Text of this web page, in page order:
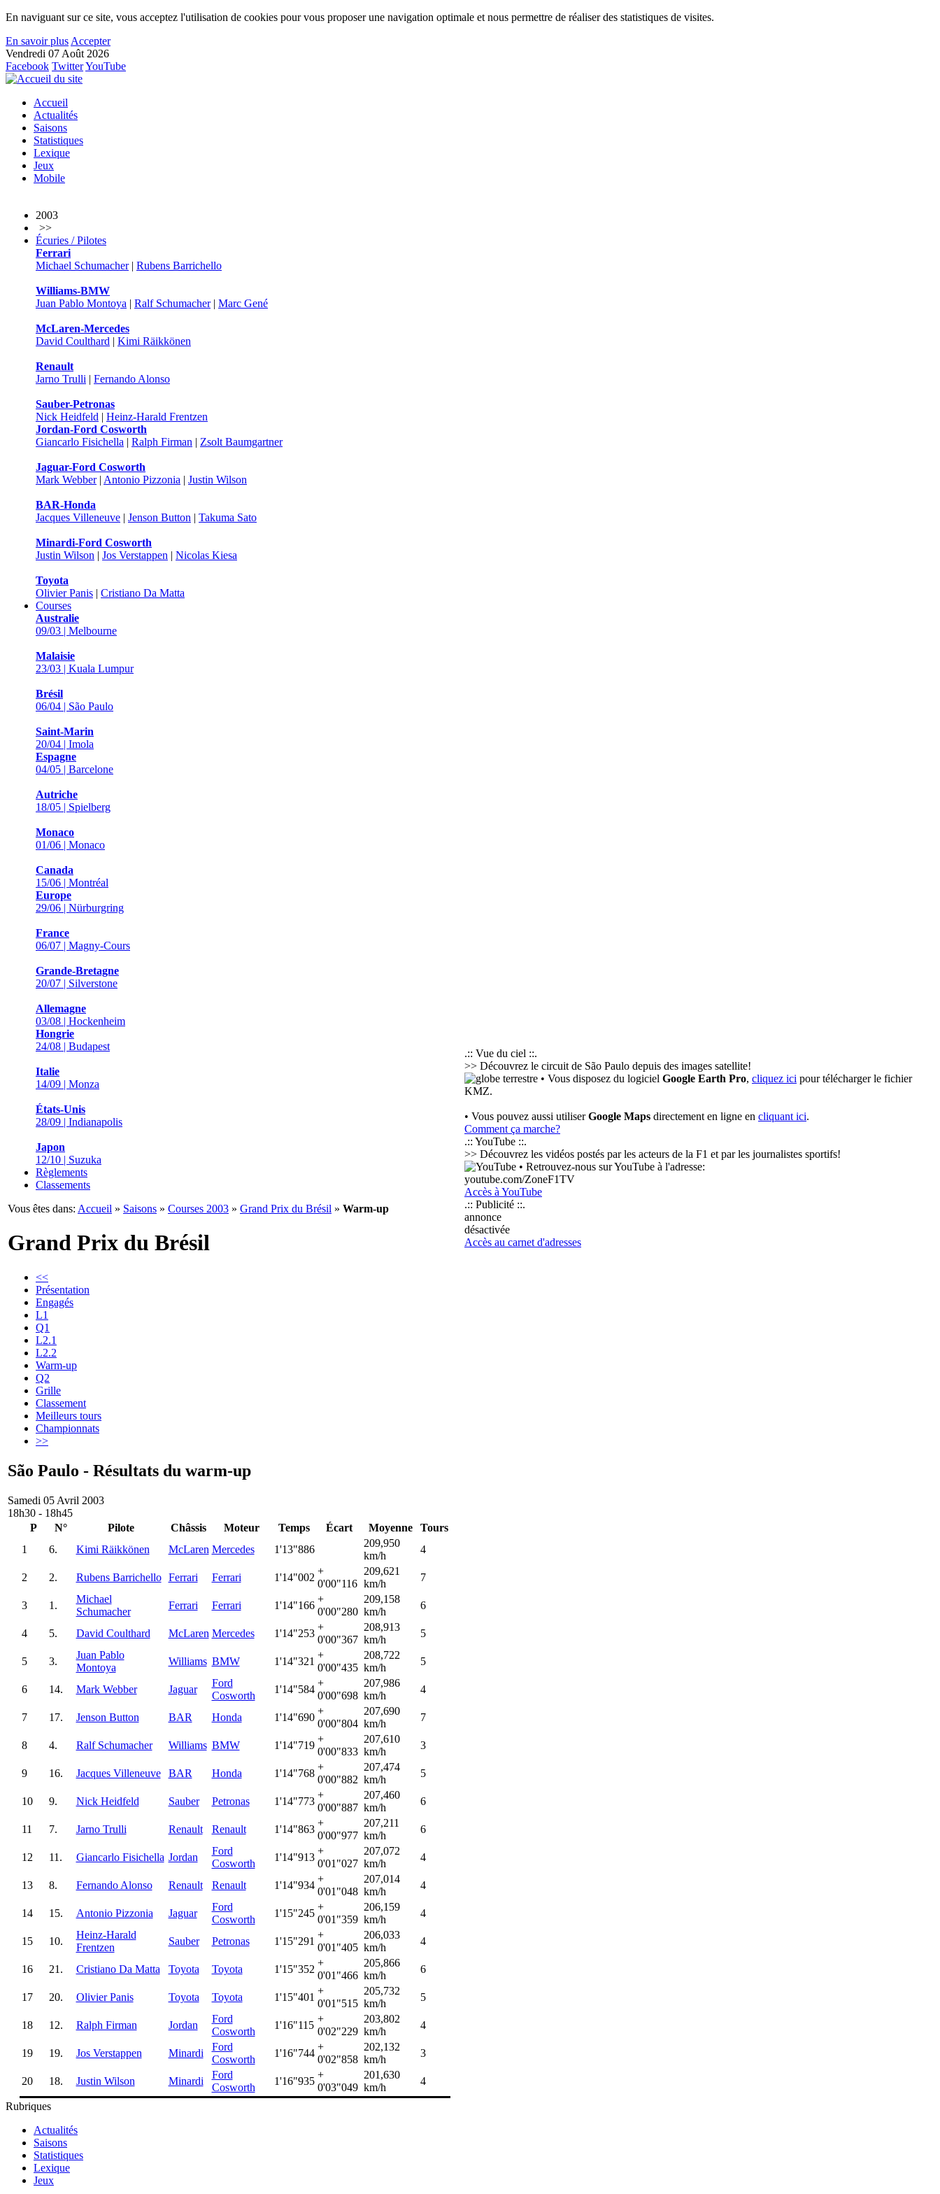
En naviguant sur ce site, vous acceptez l'utilisation de cookies pour vous proposer une navigation optimale et nous permettre de réaliser des statistiques de visites.
En savoir plus Accepter
Vendredi 07 Août 2026
Facebook TwitterYouTube
Accueil
Actualités
Saisons
Statistiques
Lexique
Jeux
Mobile
2003
>>
Écuries / Pilotes
Ferrari
Michael Schumacher| Rubens Barrichello
Williams-BMW
Juan Pablo Montoya | Ralf Schumacher| Marc Gené
McLaren-Mercedes
David Coulthard | Kimi Räikkönen
Renault
Jarno Trulli | Fernando Alonso
Sauber-Petronas
Nick Heidfeld | Heinz-Harald Frentzen
Jordan-Ford Cosworth
Giancarlo Fisichella | Ralph Firman | Zsolt Baumgartner
Jaguar-Ford Cosworth
Mark Webber| Antonio Pizzonia | Justin Wilson
BAR-Honda
Jacques Villeneuve | Jenson Button | Takuma Sato
Minardi-Ford Cosworth
Justin Wilson | Jos Verstappen | Nicolas Kiesa
Toyota
Olivier Panis | Cristiano Da Matta
Courses
Australie
09/03 | Melbourne
Malaisie
23/03 | Kuala Lumpur
Brésil
06/04 | São Paulo
Saint-Marin
20/04 | Imola
Espagne
04/05 | Barcelone
Autriche
18/05 | Spielberg
Monaco
01/06 | Monaco
Canada
15/06 | Montréal
Europe
29/06 | Nürburgring
France
06/07 | Magny-Cours
Grande-Bretagne
20/07 | Silverstone
Allemagne
03/08 | Hockenheim
Hongrie
24/08 | Budapest
Italie
14/09 | Monza
États-Unis
28/09 | Indianapolis
Japon
12/10 | Suzuka
Règlements
Classements
Vous êtes dans: Accueil » Saisons » Courses 2003 » Grand Prix du Brésil » Warm-up
Grand Prix du Brésil
<<
Présentation
Engagés
L1
Q1
L2.1
L2.2
Warm-up
Q2
Grille
Classement
Meilleurs tours
Championnats
>>
São Paulo - Résultats du warm-up
Samedi 05 Avril 2003
18h30 - 18h45
P
N° Pilote Châssis Moteur Temps Écart Moyenne
Tours
1
6. Kimi Räikkönen McLaren Mercedes 1'13"886
209,950
km/h
4
2 2. Rubens Barrichello Ferrari Ferrari 1'14"002
+
0'00"116
209,621
km/h
7
3 1.
Michael
Schumacher
Ferrari Ferrari 1'14"166
+
0'00"280
209,158
km/h
6
4 5. David Coulthard McLaren Mercedes 1'14"253
+
0'00"367
208,913
km/h
5
5 3.
Juan Pablo
Montoya
Williams BMW 1'14"321
+
0'00"435
208,722
km/h
5
6 14. Mark Webber Jaguar
Ford
Cosworth
1'14"584
+
0'00"698
207,986
km/h
4
7 17. Jenson Button BAR Honda 1'14"690
+
0'00"804
207,690
km/h
7
8 4. Ralf Schumacher Williams BMW 1'14"719
+
0'00"833
207,610
km/h
3
9 16. Jacques Villeneuve BAR Honda 1'14"768
+
0'00"882
207,474
km/h
5
10 9. Nick Heidfeld Sauber Petronas 1'14"773
+
0'00"887
207,460
km/h
6
11 7. Jarno Trulli Renault Renault 1'14"863
+
0'00"977
207,211
km/h
6
12 11. Giancarlo Fisichella Jordan
Ford
Cosworth
1'14"913
+
0'01"027
207,072
km/h
4
13 8. Fernando Alonso Renault Renault 1'14"934
+
0'01"048
207,014
km/h
4
14 15. Antonio Pizzonia Jaguar
Ford
Cosworth
1'15"245
+
0'01"359
206,159
km/h
4
15 10.
Heinz-Harald
Frentzen
Sauber Petronas 1'15"291
+
0'01"405
206,033
km/h
4
16 21. Cristiano Da Matta Toyota Toyota 1'15"352
+
0'01"466
205,866
km/h
6
17 20. Olivier Panis Toyota Toyota 1'15"401
+
0'01"515
205,732
km/h
5
18 12. Ralph Firman Jordan
Ford
Cosworth
1'16"115
+
0'02"229
203,802
km/h
4
19 19. Jos Verstappen Minardi
Ford
Cosworth
1'16"744
+
0'02"858
202,132
km/h
3
20 18. Justin Wilson Minardi
Ford
Cosworth
1'16"935
+
0'03"049
201,630
km/h
4
.:: Vue du ciel ::.
>> Découvrez le circuit de São Paulo depuis des images satellite!
• Vous disposez du logiciel Google Earth Pro, cliquez ici pour télécharger le fichier
KMZ.
• Vous pouvez aussi utiliserGoogle Maps directement en ligne en cliquant ici.
Comment ça marche?
.:: YouTube ::.
>> Découvrez les vidéos postés par les acteurs de la F1 et par les journalistes sportifs!
• Retrouvez-nous sur YouTube à l'adresse:
youtube.com/ZoneF1TV
Accès à YouTube
.:: Publicité ::.
annonce
désactivée
Accès au carnet d'adresses
Rubriques
Actualités
Saisons
Statistiques
Lexique
Jeux